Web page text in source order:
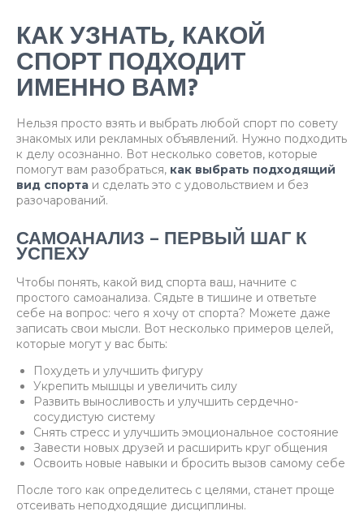
КАК УЗНАТЬ, КАКОЙ
СПОРТ ПОДХОДИТ
ИМЕННО ВАМ?
Нельзя просто взять и выбрать любой спорт по совету
знакомых или рекламных объявлений. Нужно подходить
к делу осознанно. Вот несколько советов, которые
помогут вам разобраться, как выбрать подходящий
вид спорта и сделать это с удовольствием и без
разочарований.
САМОАНАЛИЗ – ПЕРВЫЙ ШАГ К
УСПЕХУ
Чтобы понять, какой вид спорта ваш, начните с
простого самоанализа. Сядьте в тишине и ответьте
себе на вопрос: чего я хочу от спорта? Можете даже
записать свои мысли. Вот несколько примеров целей,
которые могут у вас быть:
Похудеть и улучшить фигуру
Укрепить мышцы и увеличить силу
Развить выносливость и улучшить сердечно-
сосудистую систему
Снять стресс и улучшить эмоциональное состояние
Завести новых друзей и расширить круг общения
Освоить новые навыки и бросить вызов самому себе
После того как определитесь с целями, станет проще
отсеивать неподходящие дисциплины.